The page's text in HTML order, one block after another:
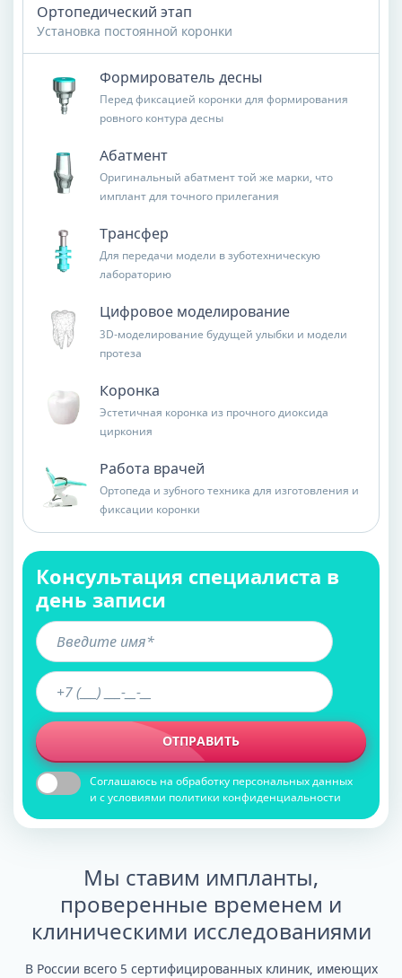
Ортопедический этап
Установка постоянной коронки
Формирователь десны
Перед фиксацией коронки для формирования
ровного контура десны
Абатмент
Оригинальный абатмент той же марки, что
имплант для точного прилегания
Трансфер
Для передачи модели в зуботехническую
лабораторию
Цифровое моделирование
3D-моделирование будущей улыбки и модели
протеза
Коронка
Эстетичная коронка из прочного диоксида
циркония
Работа врачей
Ортопеда и зубного техника для изготовления и
фиксации коронки
Консультация специалиста в
день записи
ОТПРАВИТЬ
Соглашаюсь на обработку персональных данных
и с условиями политики конфиденциальности
Мы ставим импланты,
проверенные временем и
клиническими исследованиями
В России всего 5 сертифицированных клиник, имеющих